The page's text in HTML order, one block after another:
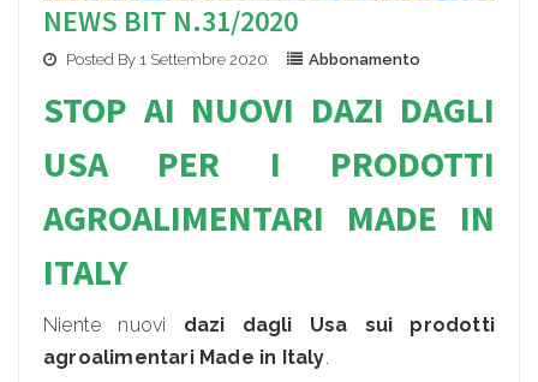
NEWS BIT N.31/2020
Posted By 1 Settembre 2020 Abbonamento
STOP AI NUOVI DAZI DAGLI
USA PER I PRODOTTI
AGROALIMENTARI MADE IN
ITALY
Niente nuovi dazi dagli Usa sui prodotti
agroalimentari Made in Italy.